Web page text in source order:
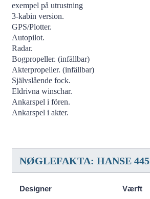
exempel på utrustning
3-kabin version.
GPS/Plotter.
Autopilot.
Radar.
Bogpropeller. (infällbar)
Akterpropeller. (infällbar)
Självslående fock.
Eldrivna winschar.
Ankarspel i fören.
Ankarspel i akter.
NØGLEFAKTA: HANSE 445
Designer
Værft